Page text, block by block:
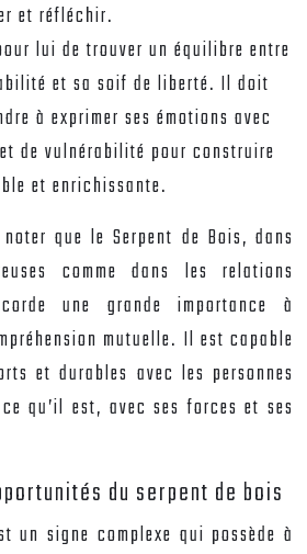
et réfléchir.
lui de trouver un équilibre entre
et sa soif de liberté. Il doit
à exprimer ses émotions avec
de vulnérabilité pour construire
et enrichissante.
que le Serpent de Bois, dans
comme dans les relations
une grande importance à
mutuelle. Il est capable
et durables avec les personnes
qu’il est, avec ses forces et ses
du serpent de bois
un signe complexe qui possède à